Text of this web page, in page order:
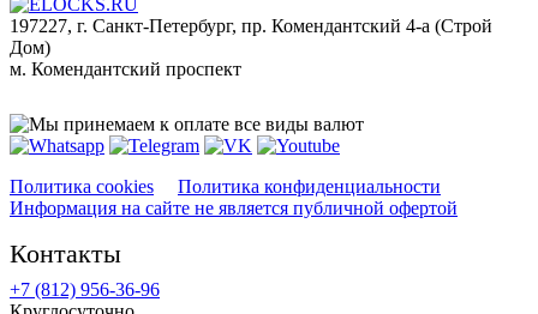
197227, г. Санкт-Петербург, пр. Комендантский 4-а (Строй
Дом)
м. Комендантский проспект
Политика cookies
Политика конфиденциальности
Информация на сайте не является публичной офертой
Контакты
+7 (812) 956-36-96